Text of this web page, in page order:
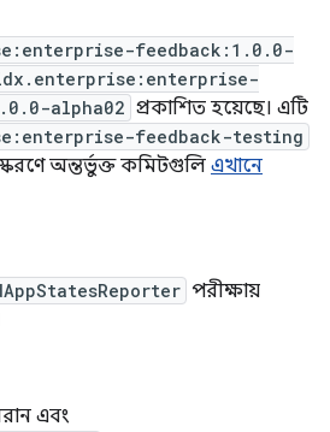
feedback:1.0.0-
alpha02 প্রকাশিত হয়েছে। এটি
feedback-testing
অন্তর্ভুক্ত কমিটগুলি এখানে
পরীক্ষায়
এবং